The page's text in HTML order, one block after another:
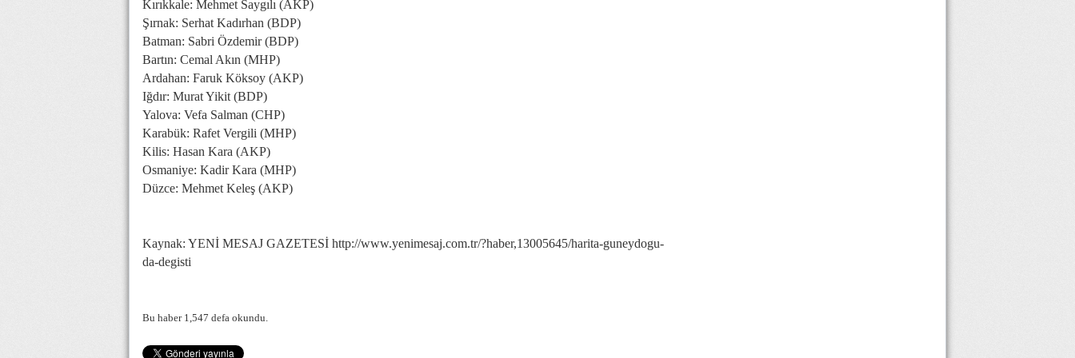
Kırıkkale: Mehmet Saygılı (AKP)
Şırnak: Serhat Kadırhan (BDP)
Batman: Sabri Özdemir (BDP)
Bartın: Cemal Akın (MHP)
Ardahan: Faruk Köksoy (AKP)
Iğdır: Murat Yikit (BDP)
Yalova: Vefa Salman (CHP)
Karabük: Rafet Vergili (MHP)
Kilis: Hasan Kara (AKP)
Osmaniye: Kadir Kara (MHP)
Düzce: Mehmet Keleş (AKP)
Kaynak: YENİ MESAJ GAZETESİ http://www.yenimesaj.com.tr/?haber,13005645/harita-guneydogu-
da-degisti
Bu haber 1,547 defa okundu.